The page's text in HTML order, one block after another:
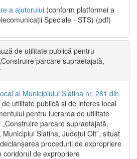
a ajutorului (conform platformei a
Speciale - STS) (pdf)
de utilitate publică pentru
parcare supraetajată,
al Municipiului Slatina nr. 261 din
utilitate publică și de interes local
pentru lucrarea de utilitate
parcare supraetajată,
Slatina, Județul Olt”, situat
procedurii de expropriere
coridorul de expropriere